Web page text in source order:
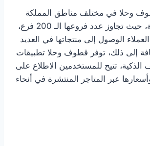
وحلا في مختلف مناطق المملكة
العربية السعودية، حيث تجاوز عدد فروعها الـ 200 فرع،
الوصول إلى منتجاتها في العديد
إلى ذلك، توفر قطوف وحلا تطبيقات
تتيح للمستخدمين الاطلاع على
عبر المتاجر المنتشرة في أنحاء